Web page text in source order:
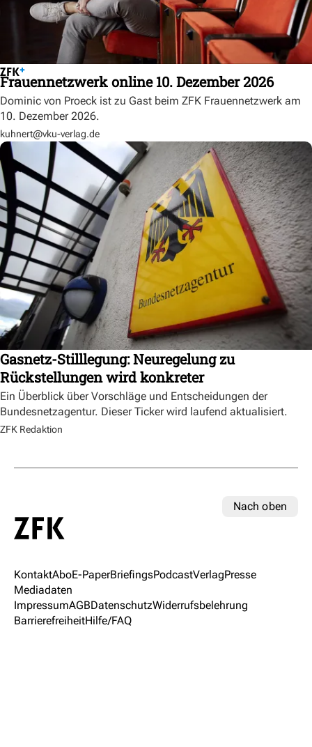
Frauennetzwerk online 10. Dezember 2026
Dominic von Proeck ist zu Gast beim ZFK Frauennetzwerk am
10. Dezember 2026.
kuhnert@vku-verlag.de
Gasnetz-Stilllegung: Neuregelung zu
Rückstellungen wird konkreter
Ein Überblick über Vorschläge und Entscheidungen der
Bundesnetzagentur. Dieser Ticker wird laufend aktualisiert.
ZFK Redaktion
Nach oben
KontaktAboE-PaperBriefingsPodcastVerlagPresse
Mediadaten
ImpressumAGBDatenschutzWiderrufsbelehrung
BarrierefreiheitHilfe/FAQ